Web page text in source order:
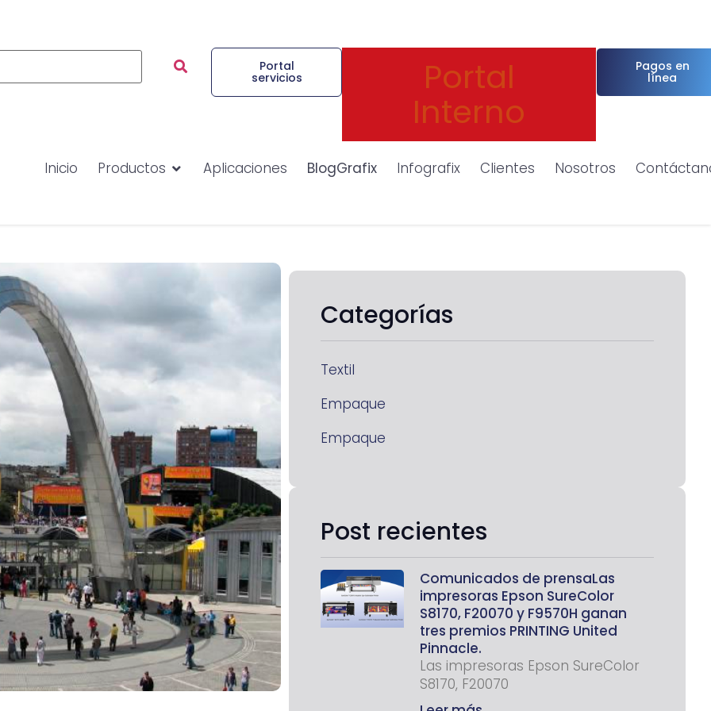
Portal
servicios Portal
Interno
Pagos en
línea
Inicio Productos Aplicaciones BlogGrafix Infografix Clientes Nosotros
Categorías
Textil
Empaque
Empaque
Post recientes
Comunicados de prensaLas
impresoras Epson SureColor
S8170, F20070 y F9570H ganan
tres premios PRINTING United
Pinnacle.
Las impresoras Epson SureColor
S8170, F20070